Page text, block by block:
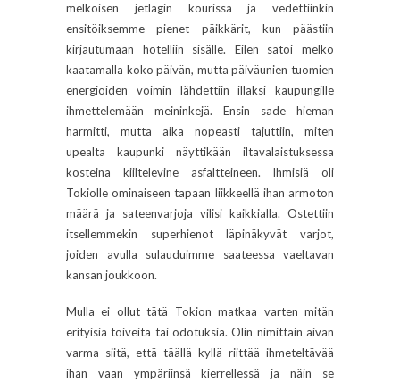
melkoisen jetlagin kourissa ja vedettiinkin
ensitöiksemme pienet päikkärit, kun päästiin
kirjautumaan hotelliin sisälle. Eilen satoi melko
kaatamalla koko päivän, mutta päiväunien tuomien
energioiden voimin lähdettiin illaksi kaupungille
ihmettelemään meininkejä. Ensin sade hieman
harmitti, mutta aika nopeasti tajuttiin, miten
upealta kaupunki näyttikään iltavalaistuksessa
kosteina kiiltelevine asfaltteineen. Ihmisiä oli
Tokiolle ominaiseen tapaan liikkeellä ihan armoton
määrä ja sateenvarjoja vilisi kaikkialla. Ostettiin
itsellemmekin superhienot läpinäkyvät varjot,
joiden avulla sulauduimme saateessa vaeltavan
kansan joukkoon.
Mulla ei ollut tätä Tokion matkaa varten mitän
erityisiä toiveita tai odotuksia. Olin nimittäin aivan
varma siitä, että täällä kyllä riittää ihmeteltävää
ihan vaan ympäriinsä kierrellessä ja näin se